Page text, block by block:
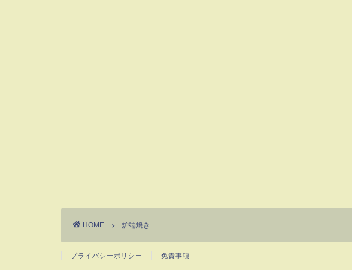
HOME 炉端焼き
プライバシーポリシー 免責事項